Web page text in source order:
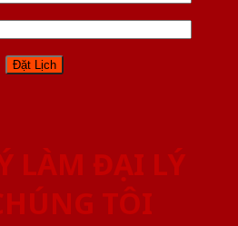
LÀM ĐẠI LÝ
TÔI